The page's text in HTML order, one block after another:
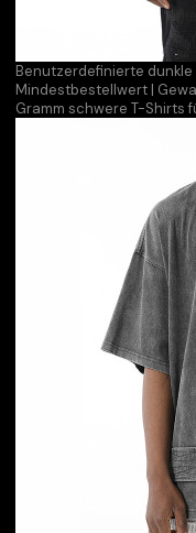
Benutzerdefinierte
Mindestbestellwert |
Gramm schwere T-Shirts